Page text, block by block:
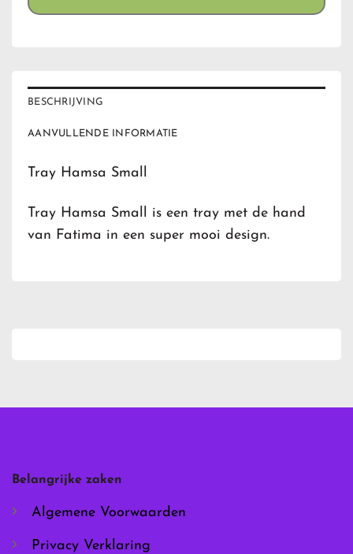
BESCHRIJVING
AANVULLENDE INFORMATIE
Tray Hamsa Small
Tray Hamsa Small is een tray met de hand
van Fatima in een super mooi design.
Belangrijke zaken
Algemene Voorwaarden
Privacy Verklaring